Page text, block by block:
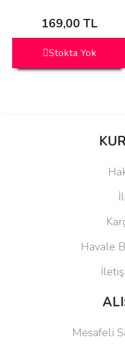
169,00 TL
Stokta Yok
Havale
Mesafeli